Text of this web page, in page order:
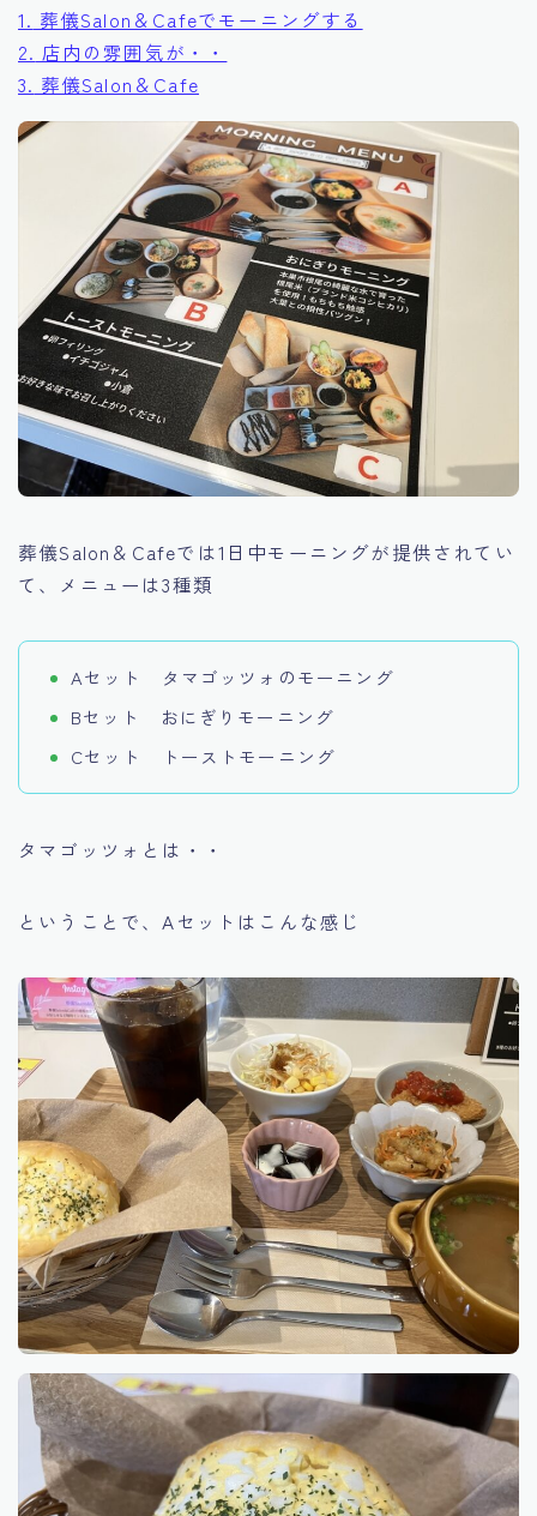
1. 葬儀Salon＆Cafeでモーニングする
2. 店内の雰囲気が・・
3. 葬儀Salon＆Cafe
葬儀Salon＆Cafeでは1日中モーニングが提供されてい
て、メニューは3種類
Aセット タマゴッツォのモーニング
Bセット おにぎりモーニング
Cセット トーストモーニング
タマゴッツォとは・・
ということで、Aセットはこんな感じ